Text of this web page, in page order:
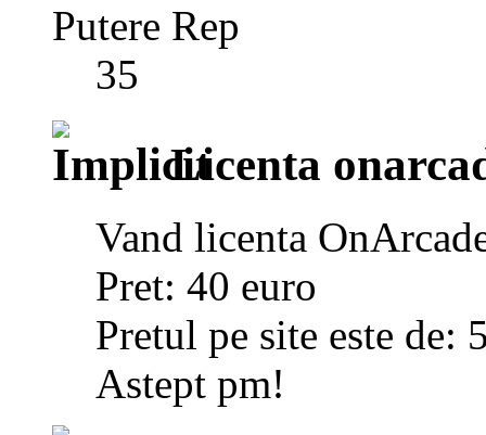
Putere Rep
35
Licenta
Vand licenta
Pret: 40 euro
Pretul pe site este de:
Astept pm!